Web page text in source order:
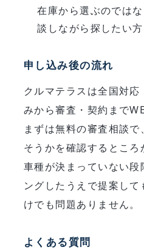
在庫から選ぶのでは
談しながら探したい方
申し込み後の流れ
クルマテラスは全国対
みから審査・契約まで
まずは無料の審査相談
そうかを確認するところ
車種が決まっていない段
ングしたうえで提案し
けでも問題ありません。
よくある質問